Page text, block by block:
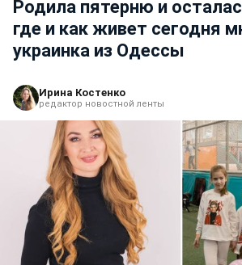
Родила пятерню и
где и как живет сегодня
украинка из Одессы
Ирина Костенко
редактор новостной ленты